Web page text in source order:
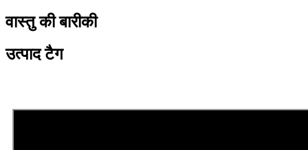
वास्तु की बारीकी
उत्पाद टैग